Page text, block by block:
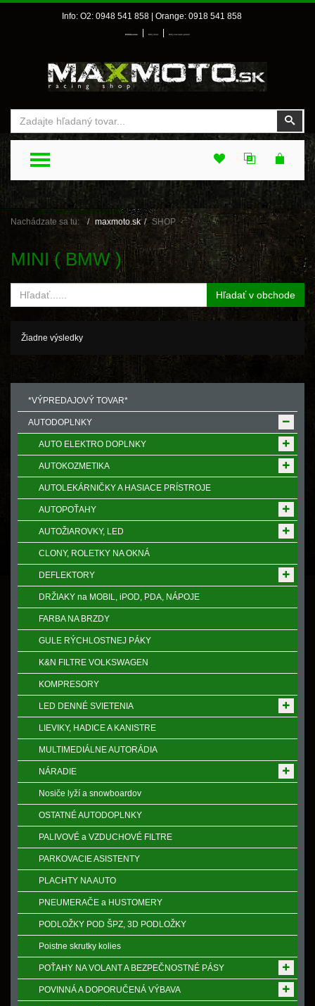
Info: O2: 0948 541 858 | Orange: 0918 541 858
Prihlásenie Môj účet Môj zoznam prianí
TOGGLE MENU
Nachádzate sa tu: maxmoto.sk SHOP
MINI ( BMW )
Hľadať v obchode
Žiadne výsledky
*VÝPREDAJOVÝ TOVAR*
AUTODOPLNKY
AUTO ELEKTRO DOPLNKY
AUTOKOZMETIKA
AUTOLEKÁRNIČKY A HASIACE PRÍSTROJE
AUTOPOŤAHY
AUTOŽIAROVKY, LED
CLONY, ROLETKY NA OKNÁ
DEFLEKTORY
DRŽIAKY na MOBIL, iPOD, PDA, NÁPOJE
FARBA NA BRZDY
GULE RÝCHLOSTNEJ PÁKY
K&N FILTRE VOLKSWAGEN
KOMPRESORY
LED DENNÉ SVIETENIA
LIEVIKY, HADICE A KANISTRE
MULTIMEDIÁLNE AUTORÁDIA
NÁRADIE
Nosiče lyží a snowboardov
OSTATNÉ AUTODOPLNKY
PALIVOVÉ a VZDUCHOVÉ FILTRE
PARKOVACIE ASISTENTY
PLACHTY NA AUTO
PNEUMERAČE a HUSTOMERY
PODLOŽKY POD ŠPZ, 3D PODLOŽKY
Poistne skrutky kolies
POŤAHY NA VOLANT A BEZPEČNOSTNÉ PÁSY
POVINNÁ A DOPORUČENÁ VÝBAVA